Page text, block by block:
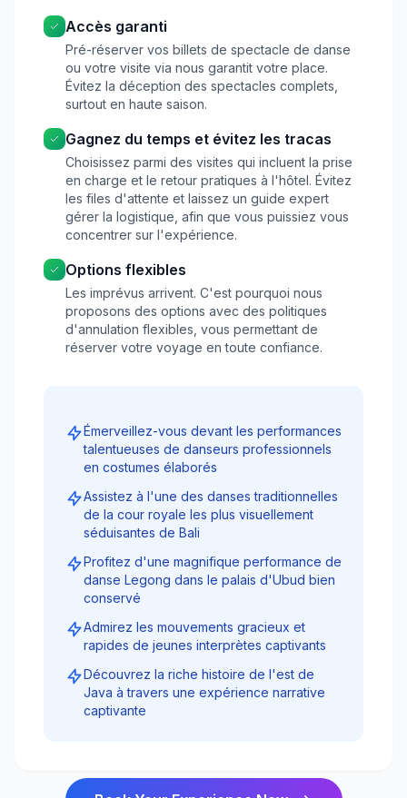
Accès garanti
Pré-réserver vos billets de spectacle de danse
ou votre visite via nous garantit votre place.
Évitez la déception des spectacles complets,
surtout en haute saison.
Gagnez du temps et évitez les tracas
Choisissez parmi des visites qui incluent la prise
en charge et le retour pratiques à l'hôtel. Évitez
les files d'attente et laissez un guide expert
gérer la logistique, afin que vous puissiez vous
concentrer sur l'expérience.
Options flexibles
Les imprévus arrivent. C'est pourquoi nous
proposons des options avec des politiques
d'annulation flexibles, vous permettant de
réserver votre voyage en toute confiance.
Émerveillez-vous devant les performances
talentueuses de danseurs professionnels
en costumes élaborés
Assistez à l'une des danses traditionnelles
de la cour royale les plus visuellement
séduisantes de Bali
Profitez d'une magnifique performance de
danse Legong dans le palais d'Ubud bien
conservé
Admirez les mouvements gracieux et
rapides de jeunes interprètes captivants
Découvrez la riche histoire de l'est de
Java à travers une expérience narrative
captivante